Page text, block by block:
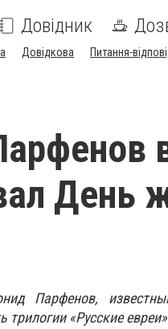
Довідник
Довідкова Питання-
День
Парфенов,
трилогии «Русские